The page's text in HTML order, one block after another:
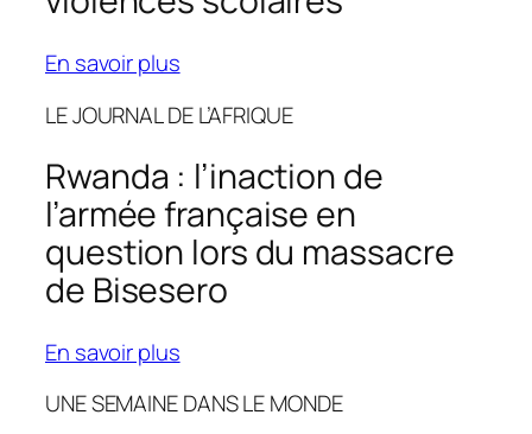
En savoir plus
LE JOURNAL DE L’AFRIQUE
Rwanda : l’inaction de
l’armée française en
question lors du massacre
de Bisesero
En savoir plus
UNE SEMAINE DANS LE MONDE